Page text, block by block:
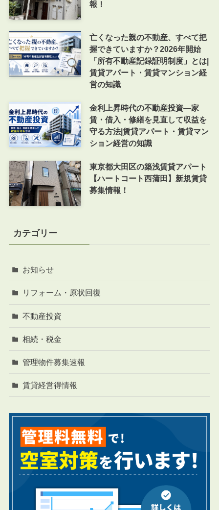
報！
亡くなった親の不動産、すべて把
握できていますか？2026年開始
「所有不動産記録証明制度」とは|
賃貸アパート・賃貸マンション経
営の知識
金利上昇時代の不動産投資―家
賃・借入・修繕を見直して収益を
守る方法|賃貸アパート・賃貸マン
ション経営の知識
東京都大田区の築浅賃貸アパート
【ハートコート西蒲田】新規賃貸
募集情報！
カテゴリー
お知らせ
リフォーム・原状回復
不動産投資
相続・税金
管理物件募集速報
賃貸経営得情報